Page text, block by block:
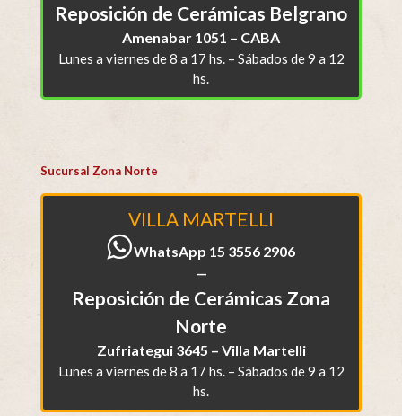
Reposición de Cerámicas Belgrano
Amenabar 1051 – CABA
Lunes a viernes de 8 a 17 hs. – Sábados de 9 a 12
hs.
Sucursal Zona Norte
VILLA MARTELLI
WhatsApp 15 3556 2906
—
Reposición de Cerámicas Zona
Norte
Zufriategui 3645 – Villa Martelli
Lunes a viernes de 8 a 17 hs. – Sábados de 9 a 12
hs.